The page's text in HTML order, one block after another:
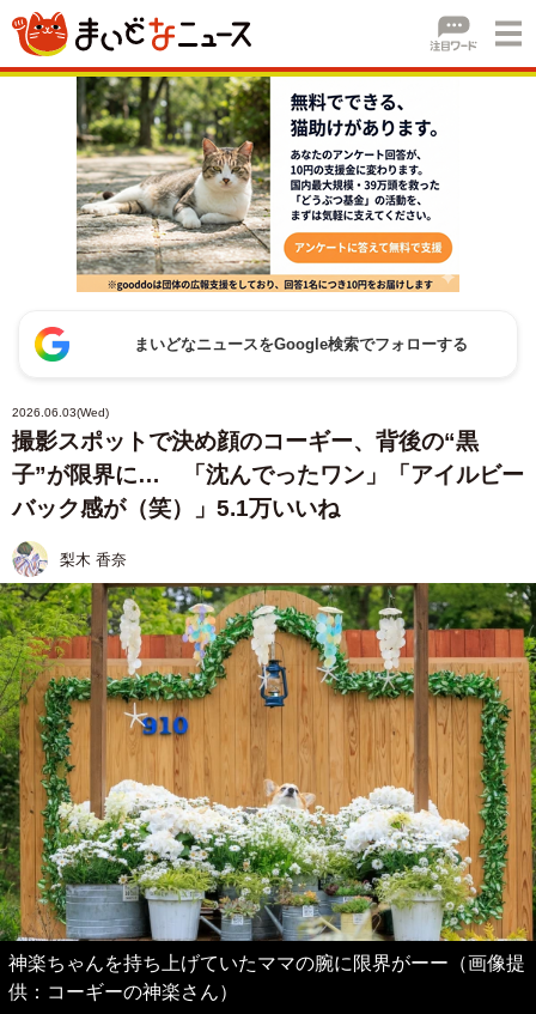
まいどなニュースをGoogle検索でフォローする
2026.06.03(Wed)
撮影スポットで決め顔のコーギー、背後の“黒
子”が限界に… 「沈んでったワン」「アイルビー
バック感が（笑）」5.1万いいね
梨木 香奈
神楽ちゃんを持ち上げていたママの腕に限界がーー（画像提
供：コーギーの神楽さん）